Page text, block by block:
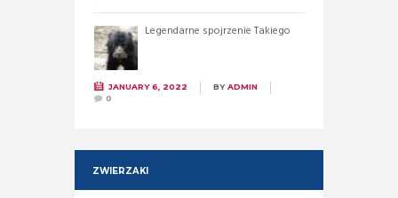
Legendarne spojrzenie Takiego
JANUARY 6, 2022 BYADMIN
0
ZWIERZAKI